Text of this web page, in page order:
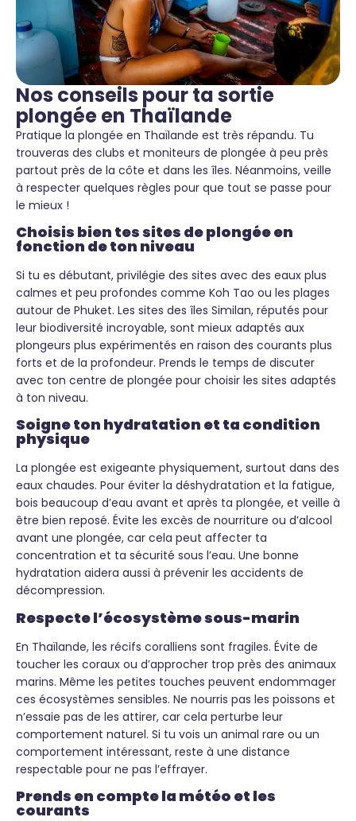
Nos conseils pour ta sortie
plongée en Thaïlande
Pratique la plongée en Thaïlande est très répandu. Tu
trouveras des clubs et moniteurs de plongée à peu près
partout près de la côte et dans les îles. Néanmoins, veille
à respecter quelques règles pour que tout se passe pour
le mieux !
Choisis bien tes sites de plongée en
fonction de ton niveau
Si tu es débutant, privilégie des sites avec des eaux plus
calmes et peu profondes comme Koh Tao ou les plages
autour de Phuket. Les sites des îles Similan, réputés pour
leur biodiversité incroyable, sont mieux adaptés aux
plongeurs plus expérimentés en raison des courants plus
forts et de la profondeur. Prends le temps de discuter
avec ton centre de plongée pour choisir les sites adaptés
à ton niveau.
Soigne ton hydratation et ta condition
physique
La plongée est exigeante physiquement, surtout dans des
eaux chaudes. Pour éviter la déshydratation et la fatigue,
bois beaucoup d’eau avant et après ta plongée, et veille à
être bien reposé. Évite les excès de nourriture ou d’alcool
avant une plongée, car cela peut affecter ta
concentration et ta sécurité sous l’eau. Une bonne
hydratation aidera aussi à prévenir les accidents de
décompression.
Respecte l’écosystème sous-marin
En Thaïlande, les récifs coralliens sont fragiles. Évite de
toucher les coraux ou d’approcher trop près des animaux
marins. Même les petites touches peuvent endommager
ces écosystèmes sensibles. Ne nourris pas les poissons et
n’essaie pas de les attirer, car cela perturbe leur
comportement naturel. Si tu vois un animal rare ou un
comportement intéressant, reste à une distance
respectable pour ne pas l’effrayer.
Prends en compte la météo et les
courants